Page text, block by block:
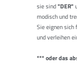
sie sind"DER"
modisch und
Sie eignen
und verleihen
*** oder das